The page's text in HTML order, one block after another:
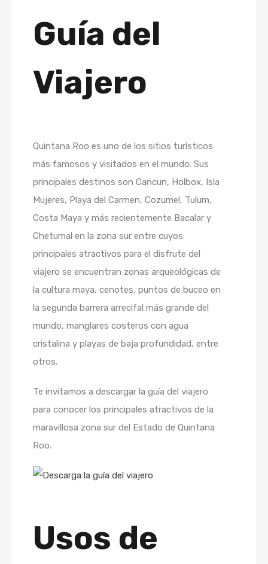
Guía del
Viajero
Quintana Roo es uno de los sitios turísticos
más famosos y visitados en el mundo. Sus
principales destinos son Cancun, Holbox, Isla
Mujeres, Playa del Carmen, Cozumel, Tulum,
Costa Maya y más recientemente Bacalar y
Chetumal en la zona sur entre cuyos
principales atractivos para el disfrute del
viajero se encuentran zonas arqueológicas de
la cultura maya, cenotes, puntos de buceo en
la segunda barrera arrecifal más grande del
mundo, manglares costeros con agua
cristalina y playas de baja profundidad, entre
otros.
Te invitamos a descargar la guía del viajero
para conocer los principales atractivos de la
maravillosa zona sur del Estado de Quintana
Roo.
Usos de